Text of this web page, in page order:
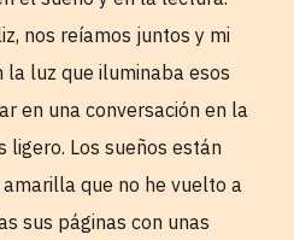
nos reíamos juntos y mi
luz que iluminaba esos
en una conversación en la
ligero. Los sueños están
que no he vuelto a
sus páginas con unas